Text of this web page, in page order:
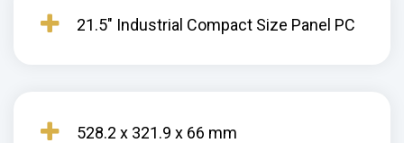
21.5" Industrial Compact Size Panel PC
528.2 x 321.9 x 66 mm